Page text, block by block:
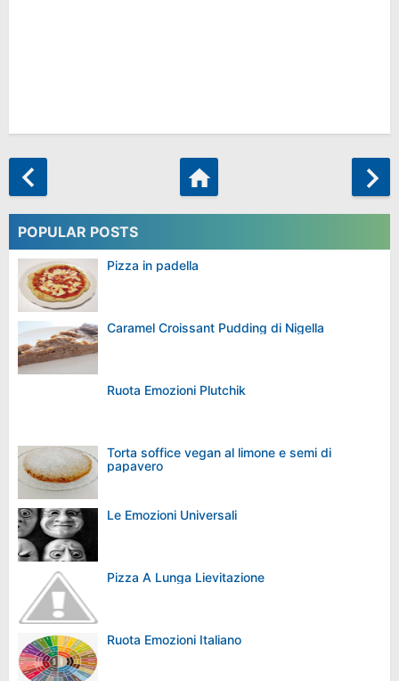
POPULAR POSTS
Pizza in padella
Caramel Croissant Pudding di Nigella
Ruota Emozioni Plutchik
Torta soffice vegan al limone e semi di
papavero
Le Emozioni Universali
Pizza A Lunga Lievitazione
Ruota Emozioni Italiano